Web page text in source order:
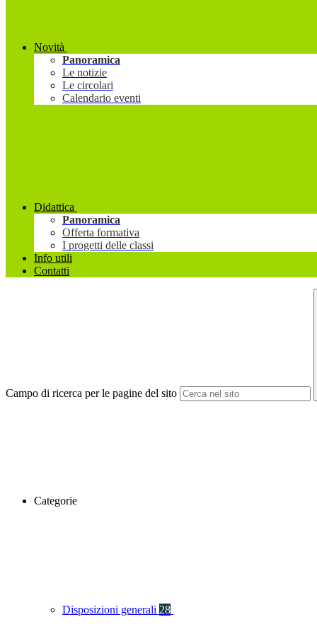
Novità
Panoramica
Le notizie
Le circolari
Calendario eventi
Didattica
Panoramica
Offerta formativa
I progetti delle classi
Info utili
Contatti
Campo di ricerca per le pagine del sito
Categorie
Disposizioni generali 28